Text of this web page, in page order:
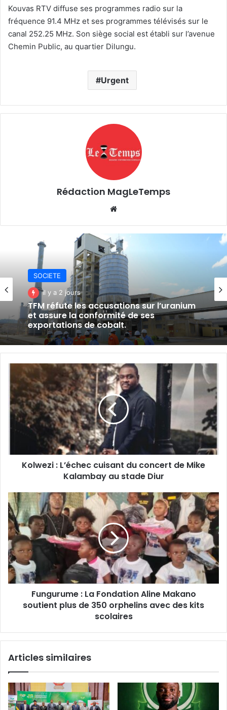
Kouvas RTV diffuse ses programmes radio sur la
fréquence 91.4 MHz et ses programmes télévisés sur le
canal 252.25 MHz. Son siège social est établi sur l’avenue
Chemin Public, au quartier Dilungu.
Urgent
Rédaction MagLeTemps
SOCIETE
il y a 3 jours
Fungurume : une délégation provinciale
inspecte les chantiers avant les
prochaines inaugurations.
Kolwezi
L’échec
cuisant
du
concert
Kalambay
Kolwezi : L’échec cuisant du concert de Mike
Kalambay au stade Diur
Fungurume
:
La
Fondation
Aline
Makano
soutient
plus
de
orphelins
kits
Fungurume : La Fondation Aline Makano
soutient plus de 350 orphelins avec des kits
scolaires
Articles similaires